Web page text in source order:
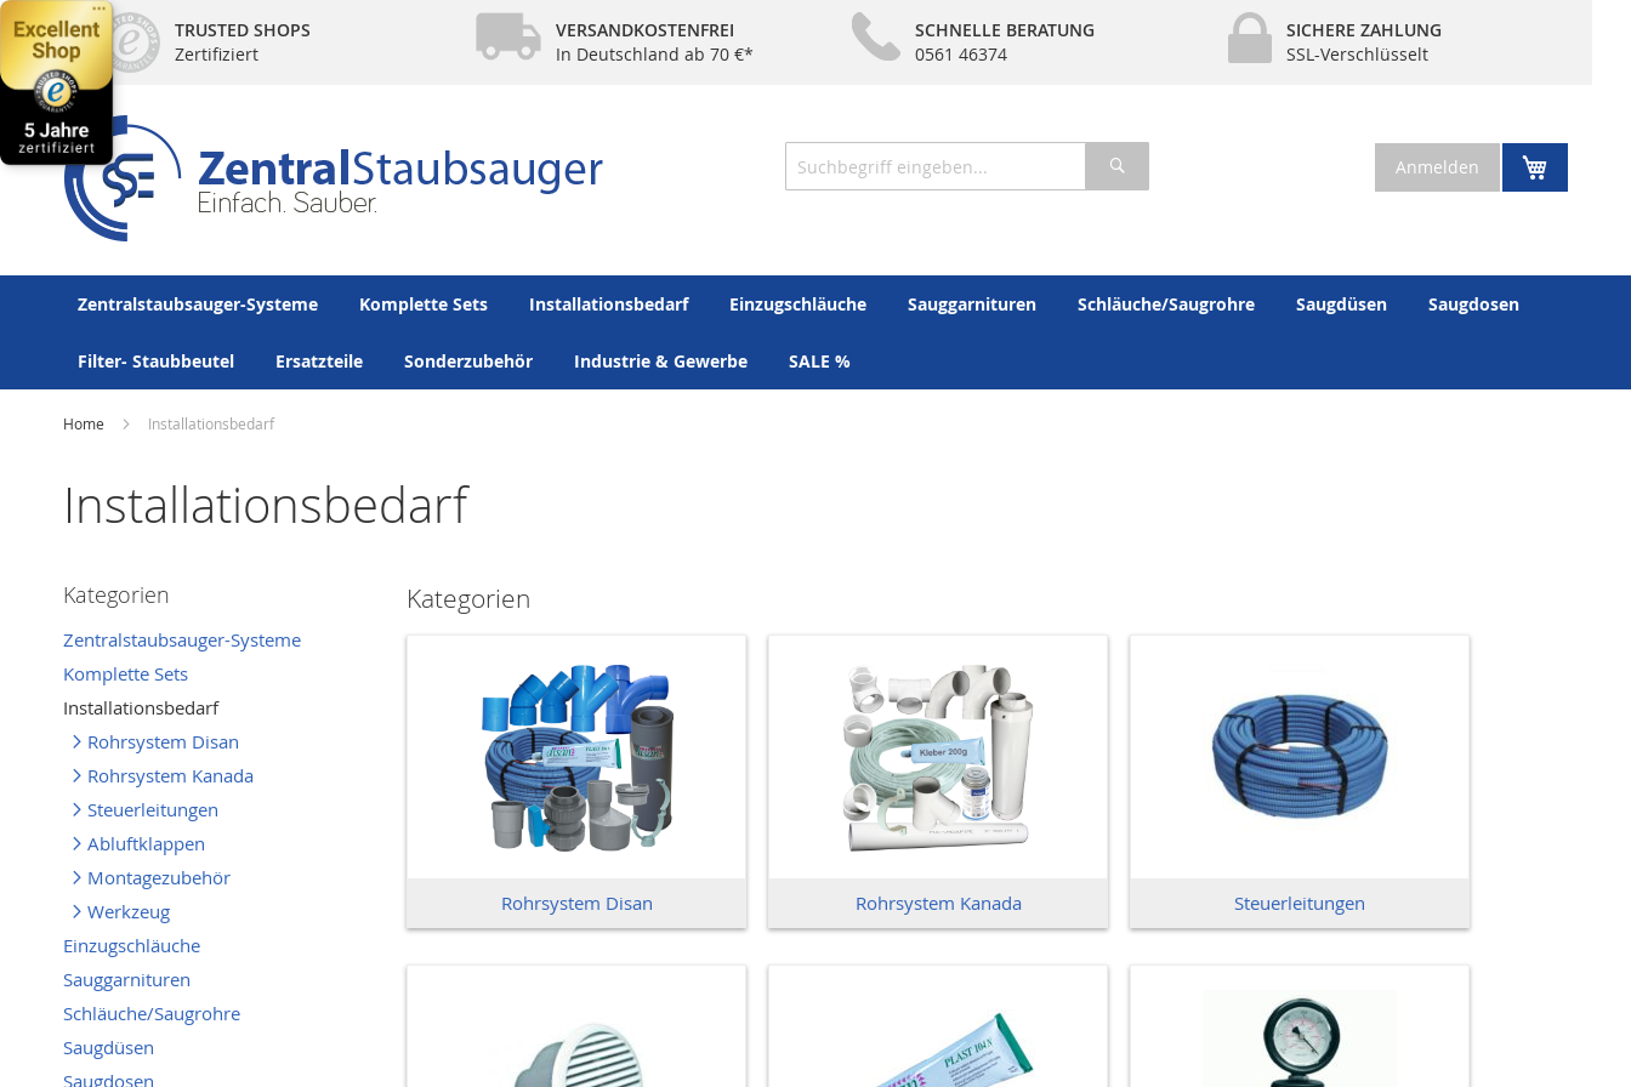
Direkt
zum
Inhalt
TRUSTED SHOPS
Zertifiziert
VERSANDKOSTENFREI
In Deutschland ab 70 €*
SCHNELLE BERATUNG
0561 46374
SICHERE ZAHLUNG
SSL-Verschlüsselt
Anmelden
Suche
Zentralstaubsauger-Systeme Komplette Sets Installationsbedarf Einzugschläuche Sauggarnituren Schläuche/Saugrohre Saugdüsen Saugdosen
Filter- Staubbeutel Ersatzteile Sonderzubehör Industrie & Gewerbe SALE %
Home Installationsbedarf
Installationsbedarf
Kategorien
Rohrsystem Disan Rohrsystem Kanada Steuerleitungen
Kategorien
Zentralstaubsauger-Systeme
Komplette Sets
Installationsbedarf
Rohrsystem Disan
Rohrsystem Kanada
Steuerleitungen
Abluftklappen
Montagezubehör
Werkzeug
Einzugschläuche
Sauggarnituren
Schläuche/Saugrohre
Saugdüsen
Saugdosen